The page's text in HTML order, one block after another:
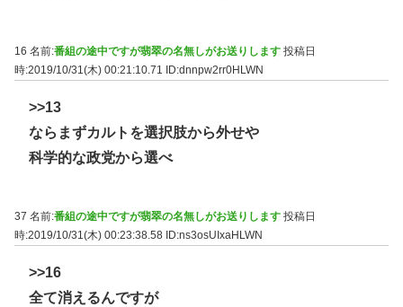
16 名前:番組の途中ですが翡翠の名無しがお送りします 投稿日
時:2019/10/31(木) 00:21:10.71 ID:dnnpw2rr0HLWN
>>13
ならまずカルトを選択肢から外せや
科学的な政党から選べ
37 名前:番組の途中ですが翡翠の名無しがお送りします 投稿日
時:2019/10/31(木) 00:23:38.58 ID:ns3osUIxaHLWN
>>16
全て消えるんですが